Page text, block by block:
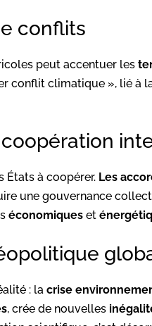
conflits
peut accentuer les
conflit climatique », lié à
États à coopérer. Les
une gouvernance
économiques et
: la crise
, crée de nouvelles